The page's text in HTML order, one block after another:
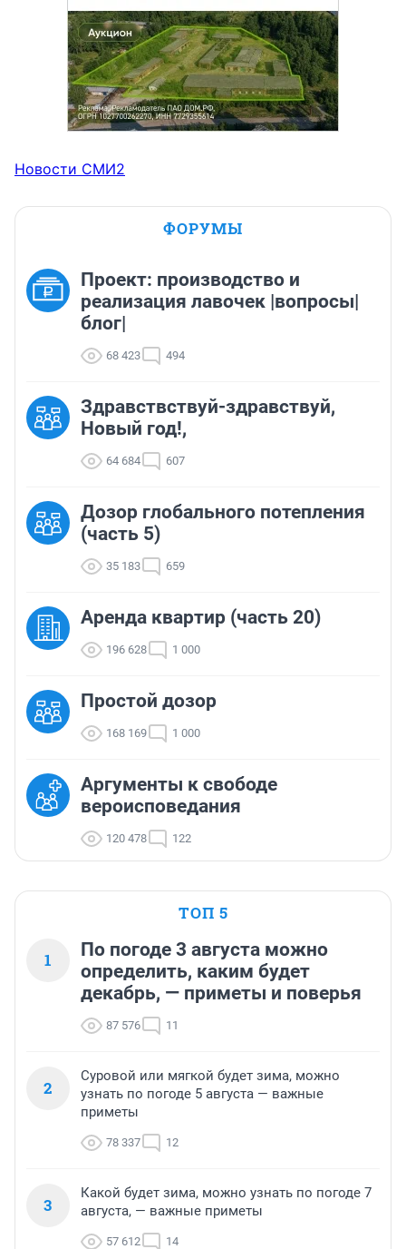
Новости СМИ2
ФОРУМЫ
Проект: производство и
реализация лавочек |вопросы|
блог|
68 423 494
Здравствствуй-здравствуй,
Новый год!,
64 684 607
Дозор глобального потепления
(часть 5)
35 183 659
Аренда квартир (часть 20)
196 628 1 000
Простой дозор
168 169 1 000
Аргументы к свободе
вероисповедания
120 478 122
ТОП 5
1
По погоде 3 августа можно
определить, каким будет
декабрь, — приметы и поверья
87 576 11
2
Суровой или мягкой будет зима, можно
узнать по погоде 5 августа — важные
приметы
78 337 12
3
Какой будет зима, можно узнать по погоде 7
августа, — важные приметы
57 612 14